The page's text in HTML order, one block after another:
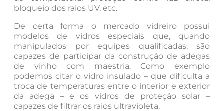
bloqueio dos raios UV, etc.
De certa forma o mercado vidreiro possui
modelos de vidros especiais que, quando
manipulados por equipes qualificadas, são
capazes de participar da construção de adegas
de vinho com maestria. Como exemplo
podemos citar o vidro insulado – que dificulta a
troca de temperaturas entre o interior e exterior
da adega – e os vidros de proteção solar –
capazes de filtrar os raios ultravioleta.